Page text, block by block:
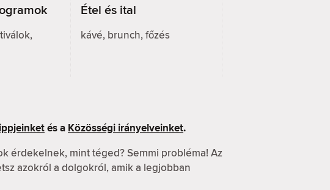
Étel és ital
kávé, brunch, főzés
és a Közösségi irányelveinket.
érdekelnek, mint téged? Semmi probléma! Az
azokról a dolgokról, amik a legjobban